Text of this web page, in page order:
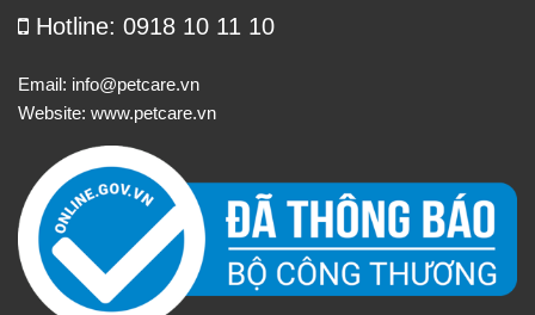
Hotline: 0918 10 11 10
Email: info@petcare.vn
Website: www.petcare.vn